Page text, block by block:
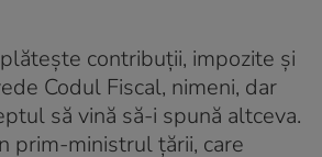
contribuţii, impozite şi
Codul Fiscal, nimeni, dar
să vină să-i spună altceva.
prim-ministrul ţării, care